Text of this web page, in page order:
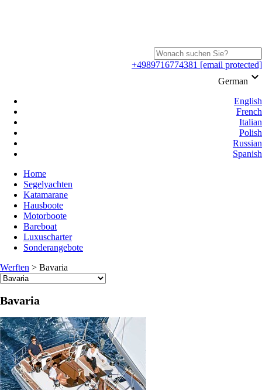
+4989716774381 [email protected]
German keyboard_arrow_down
English
French
Italian
Polish
Russian
Spanish
Home
Segelyachten
Katamarane
Hausboote
Motorboote
Bareboat
Luxuscharter
Sonderangebote
Werften > Bavaria
Bavaria